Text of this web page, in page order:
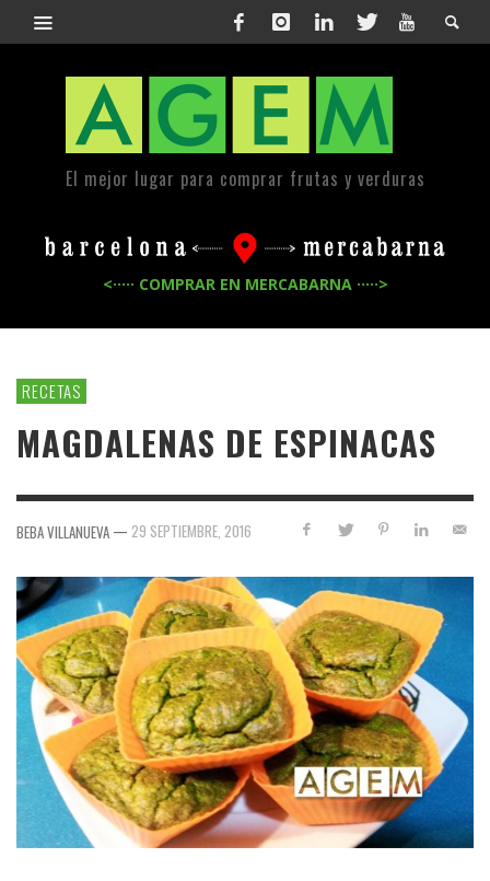
El mejor lugar para comprar frutas y verduras
<····· COMPRAR EN MERCABARNA ·····>
RECETAS
MAGDALENAS DE ESPINACAS
BEBA VILLANUEVA — 29 SEPTIEMBRE, 2016